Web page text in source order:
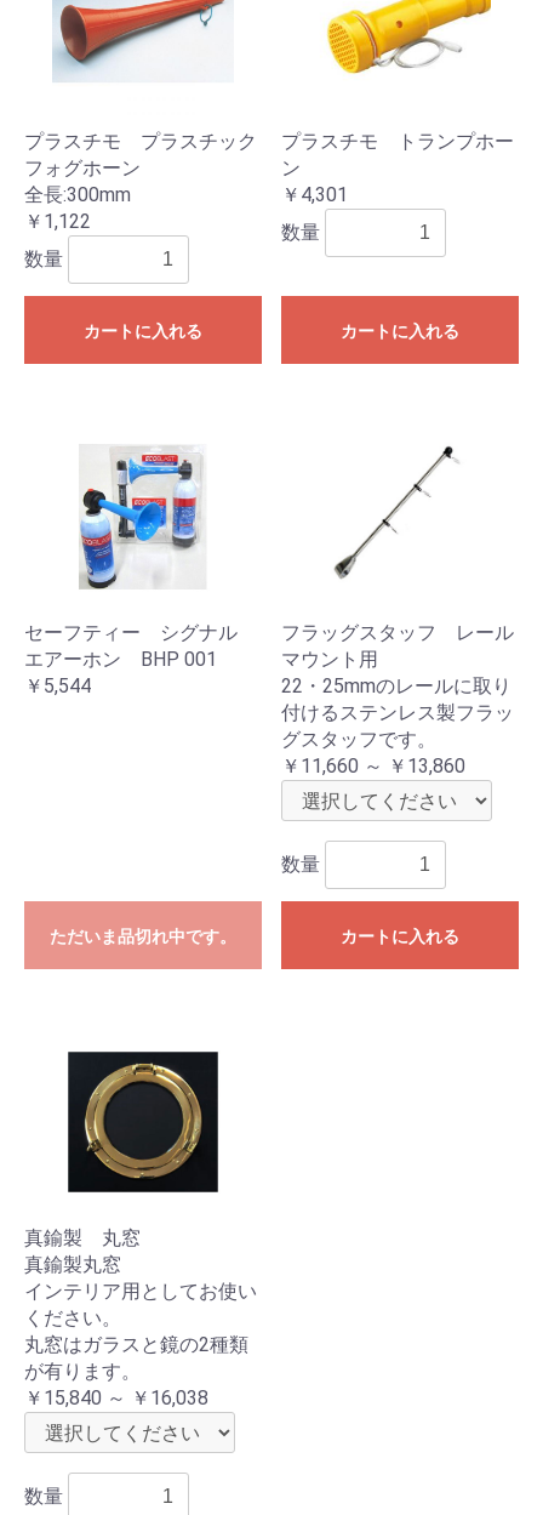
プラスチモ プラスチック
フォグホーン
全長:300mm
￥1,122
数量
カートに入れる
プラスチモ トランプホー
ン
￥4,301
数量
カートに入れる
セーフティー シグナル
エアーホン BHP 001
￥5,544
ただいま品切れ中です。
フラッグスタッフ レール
マウント用
22・25mmのレールに取り
付けるステンレス製フラッ
グスタッフです。
￥11,660 ～ ￥13,860
数量
カートに入れる
真鍮製 丸窓
真鍮製丸窓
インテリア用としてお使い
ください。
丸窓はガラスと鏡の2種類
が有ります。
￥15,840 ～ ￥16,038
数量